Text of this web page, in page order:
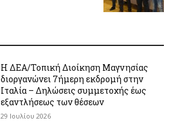
Η ΔΕΑ/Τοπική Διοίκηση Μαγνησίας
διοργανώνει 7ήμερη εκδρομή στην
Ιταλία – Δηλώσεις συμμετοχής έως
εξαντλήσεως των θέσεων
29 Ιουλίου 2026